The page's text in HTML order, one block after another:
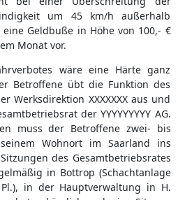
um 45 km/h außerhalb
Geldbuße in Höhe von 100,- €
Monat vor.
wäre eine Härte ganz
Betroffene übt die Funktion des
Werksdirektion XXXXXXX aus und
der YYYYYYYYY AG.
muss der Betroffene zwei- bis
Wohnort im Saarland ins
des Gesamtbetriebsrates
in Bottrop (Schachtanlage
Pl.), in der Hauptverwaltung in H.